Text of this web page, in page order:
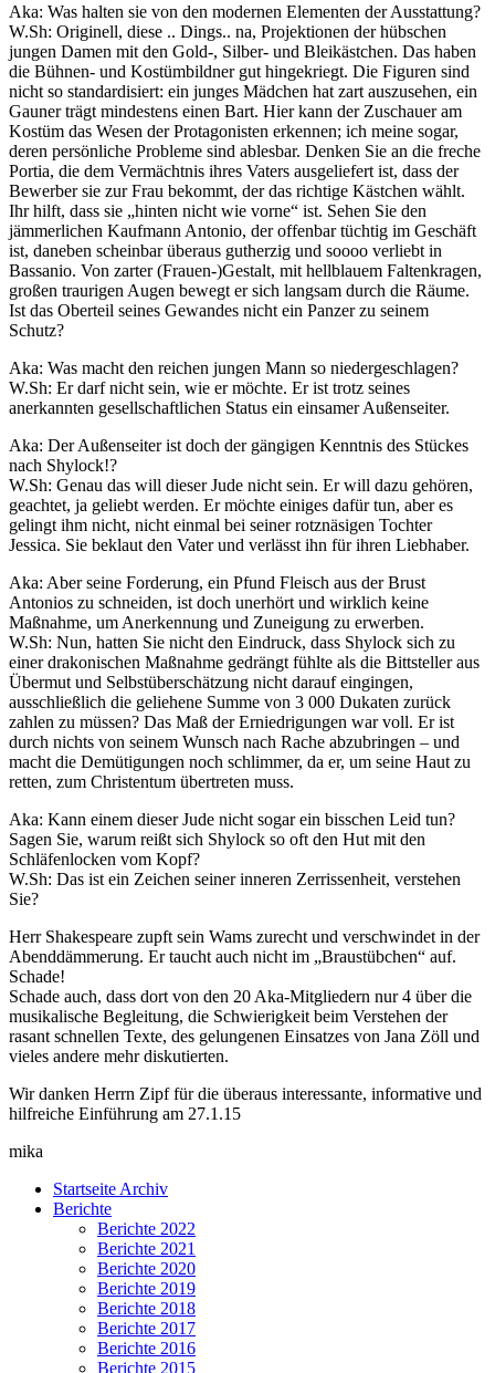
Aka: Was halten sie von den modernen Elementen der Ausstattung?
W.Sh: Originell, diese .. Dings.. na, Projektionen der hübschen
jungen Damen mit den Gold-, Silber- und Bleikästchen. Das haben
die Bühnen- und Kostümbildner gut hingekriegt. Die Figuren sind
nicht so standardisiert: ein junges Mädchen hat zart auszusehen, ein
Gauner trägt mindestens einen Bart. Hier kann der Zuschauer am
Kostüm das Wesen der Protagonisten erkennen; ich meine sogar,
deren persönliche Probleme sind ablesbar. Denken Sie an die freche
Portia, die dem Vermächtnis ihres Vaters ausgeliefert ist, dass der
Bewerber sie zur Frau bekommt, der das richtige Kästchen wählt.
Ihr hilft, dass sie „hinten nicht wie vorne“ ist. Sehen Sie den
jämmerlichen Kaufmann Antonio, der offenbar tüchtig im Geschäft
ist, daneben scheinbar überaus gutherzig und soooo verliebt in
Bassanio. Von zarter (Frauen-)Gestalt, mit hellblauem Faltenkragen,
großen traurigen Augen bewegt er sich langsam durch die Räume.
Ist das Oberteil seines Gewandes nicht ein Panzer zu seinem
Schutz?
Aka: Was macht den reichen jungen Mann so niedergeschlagen?
W.Sh: Er darf nicht sein, wie er möchte. Er ist trotz seines
anerkannten gesellschaftlichen Status ein einsamer Außenseiter.
Aka: Der Außenseiter ist doch der gängigen Kenntnis des Stückes
nach Shylock!?
W.Sh: Genau das will dieser Jude nicht sein. Er will dazu gehören,
geachtet, ja geliebt werden. Er möchte einiges dafür tun, aber es
gelingt ihm nicht, nicht einmal bei seiner rotznäsigen Tochter
Jessica. Sie beklaut den Vater und verlässt ihn für ihren Liebhaber.
Aka: Aber seine Forderung, ein Pfund Fleisch aus der Brust
Antonios zu schneiden, ist doch unerhört und wirklich keine
Maßnahme, um Anerkennung und Zuneigung zu erwerben.
W.Sh: Nun, hatten Sie nicht den Eindruck, dass Shylock sich zu
einer drakonischen Maßnahme gedrängt fühlte als die Bittsteller aus
Übermut und Selbstüberschätzung nicht darauf eingingen,
ausschließlich die geliehene Summe von 3 000 Dukaten zurück
zahlen zu müssen? Das Maß der Erniedrigungen war voll. Er ist
durch nichts von seinem Wunsch nach Rache abzubringen – und
macht die Demütigungen noch schlimmer, da er, um seine Haut zu
retten, zum Christentum übertreten muss.
Aka: Kann einem dieser Jude nicht sogar ein bisschen Leid tun?
Sagen Sie, warum reißt sich Shylock so oft den Hut mit den
Schläfenlocken vom Kopf?
W.Sh: Das ist ein Zeichen seiner inneren Zerrissenheit, verstehen
Sie?
Herr Shakespeare zupft sein Wams zurecht und verschwindet in der
Abenddämmerung. Er taucht auch nicht im „Braustübchen“ auf.
Schade!
Schade auch, dass dort von den 20 Aka-Mitgliedern nur 4 über die
musikalische Begleitung, die Schwierigkeit beim Verstehen der
rasant schnellen Texte, des gelungenen Einsatzes von Jana Zöll und
vieles andere mehr diskutierten.
Wir danken Herrn Zipf für die überaus interessante, informative und
hilfreiche Einführung am 27.1.15
mika
Startseite Archiv
Berichte
Berichte 2022
Berichte 2021
Berichte 2020
Berichte 2019
Berichte 2018
Berichte 2017
Berichte 2016
Berichte 2015